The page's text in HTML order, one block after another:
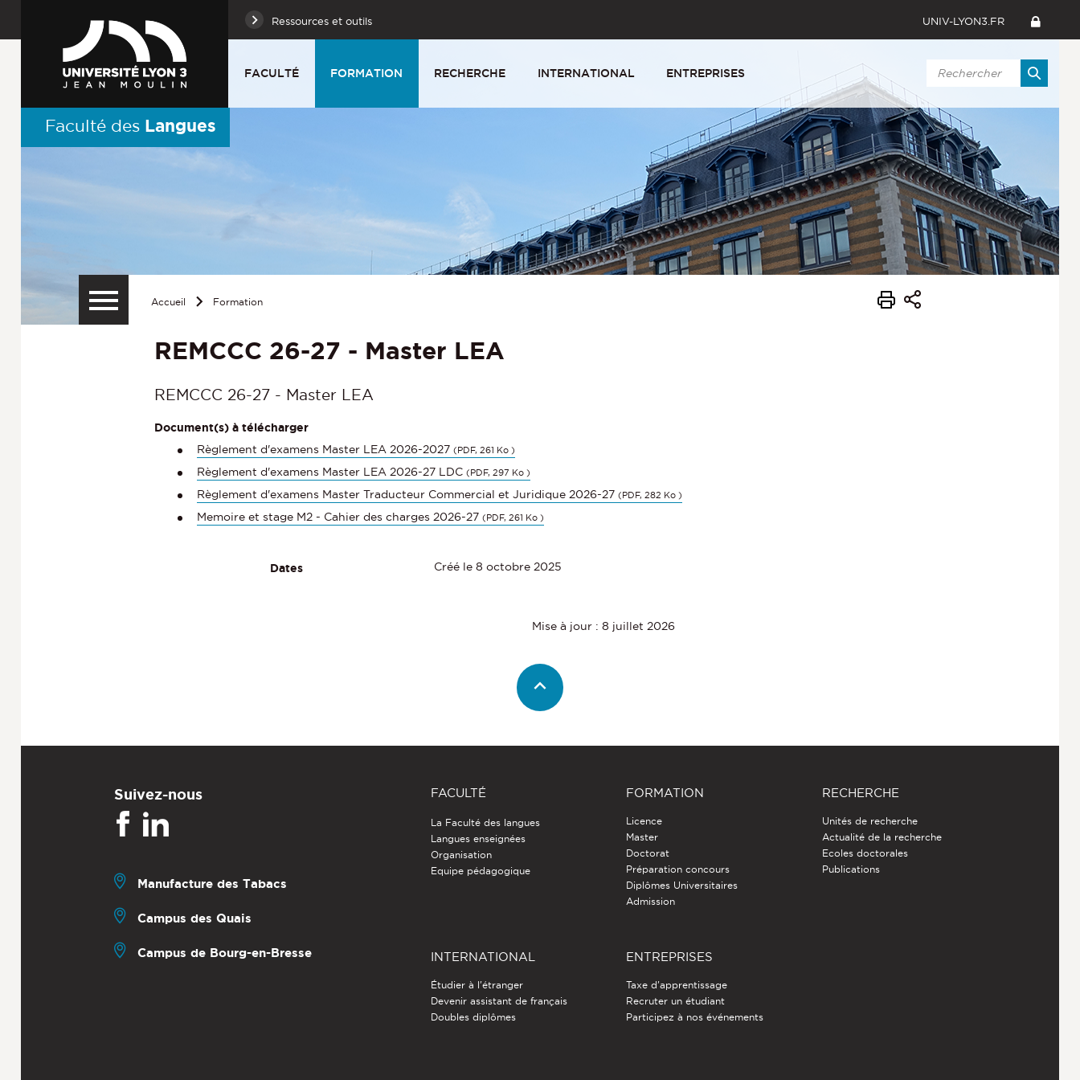
Ressources et outils UNIV-LYON3.FR
FACULTÉ FORMATION RECHERCHE INTERNATIONAL ENTREPRISES
Faculté des Langues
Accueil Formation
REMCCC 26-27 - Master LEA
REMCCC 26-27 - Master LEA
Document(s) à télécharger
Règlement d'examens Master LEA 2026-2027 (PDF, 261 Ko )
Règlement d'examens Master LEA 2026-27 LDC (PDF, 297 Ko )
Règlement d'examens Master Traducteur Commercial et Juridique 2026-27 (PDF, 282 Ko )
Memoire et stage M2 - Cahier des charges 2026-27 (PDF, 261 Ko )
Dates Créé le 8 octobre 2025
Mise à jour : 8 juillet 2026
Suivez-nous
Manufacture des Tabacs
Campus des Quais
Campus de Bourg-en-Bresse
FACULTÉ
La Faculté des langues
Langues enseignées
Organisation
Equipe pédagogique
FORMATION
Licence
Master
Doctorat
Préparation concours
Diplômes Universitaires
Admission
RECHERCHE
Unités de recherche
Actualité de la recherche
Ecoles doctorales
Publications
INTERNATIONAL
Étudier à l'étranger
Devenir assistant de français
Doubles diplômes
ENTREPRISES
Taxe d'apprentissage
Recruter un étudiant
Participez à nos événements